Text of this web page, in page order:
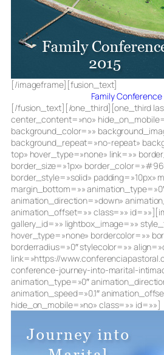
[/imageframe][fusion_text]
Family Conference
[/fusion_text][/one_third][one_third
center_content=»no»
background_color=»»
background_repeat=»no-repeat»
top» hover_type=»none» link=»»
border_size=»1px»
border_style=»solid» padding=»10px»
margin_bottom=»»
animation_direction=»down»
animation_offset=»» class=»»
gallery_id=»» lightbox_image=»»
hover_type=»none» bordercolor=»»
borderradius=»0″ stylecolor=»»
link=»https://
conference-journey-into-marital-
animation_type=»0″
animation_speed=»0.1″
hide_on_mobile=»no» class=»» id=»»]